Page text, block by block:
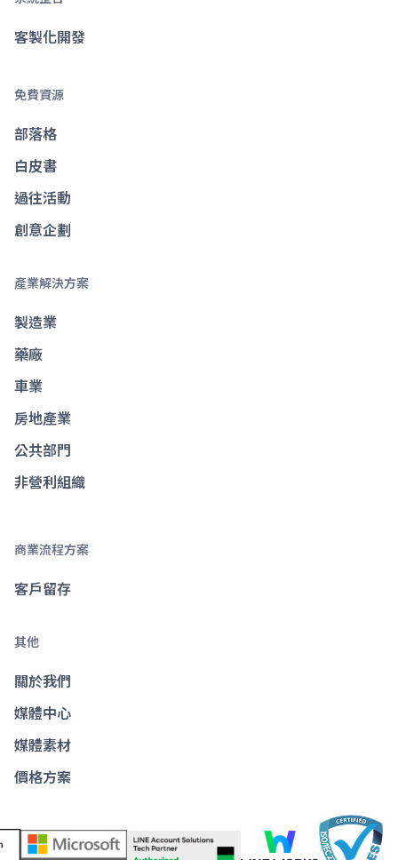
客製化開發
免費資源
部落格
白皮書
過往活動
創意企劃
產業解決方案
製造業
藥廠
車業
房地產業
公共部門
非營利組織
商業流程方案
客戶留存
其他
關於我們
媒體中心
媒體素材
價格方案